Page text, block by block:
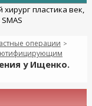
операции >
у Ищенко.